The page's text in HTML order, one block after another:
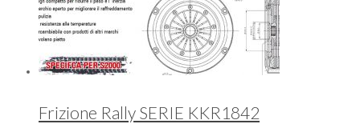
Frizione Rally SERIE KKR1842